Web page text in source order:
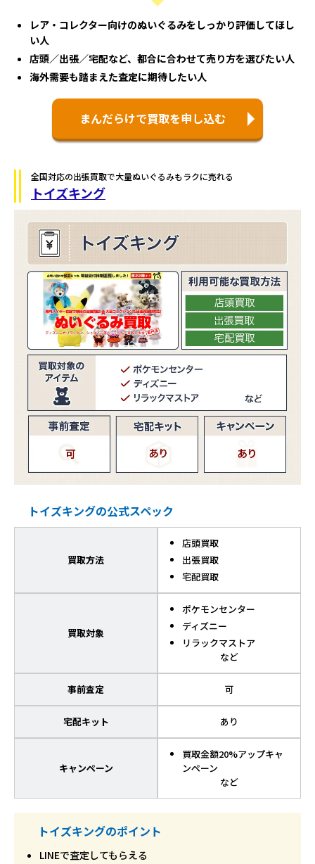
レア・コレクター向けのぬいぐるみをしっかり評価してほし
い人
店頭／出張／宅配など、都合に合わせて売り方を選びたい人
海外需要も踏まえた査定に期待したい人
まんだらけで買取を申し込む
全国対応の出張買取で大量ぬいぐるみもラクに売れる
トイズキング
トイズキングの公式スペック
買取方法
店頭買取
出張買取
宅配買取
買取対象
ポケモンセンター
ディズニー
リラックマストア
など
事前査定 可
宅配キット あり
キャンペーン
買取金額20%アップキャ
ンペーン
など
トイズキングのポイント
LINEで査定してもらえる